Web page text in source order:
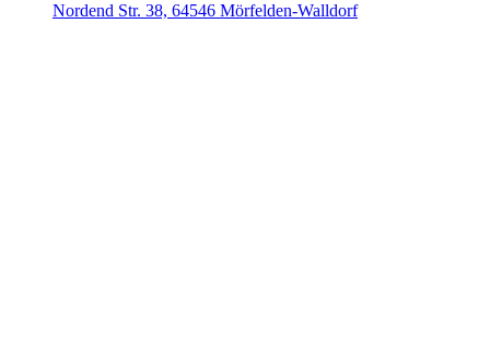
Nordend Str. 38, 64546 Mörfelden-Walldorf